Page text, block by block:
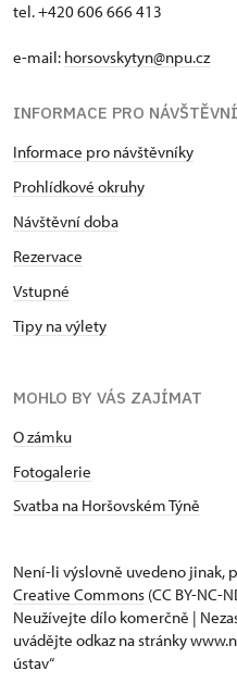
tel. +420 606 666 413
e-mail: horsovskytyn@npu.cz
INFORMACE PRO
Informace pro návštěvníky
Prohlídkové okruhy
Návštěvní doba
Rezervace
Vstupné
Tipy na výlety
MOHLO BY VÁS ZAJÍMAT
O zámku
Fotogalerie
Svatba na Horšovském Týně
Není-li výslovně uvedeno jinak,
Creative Commons (CC BY-NC-
Neužívejte dílo komerčně |
uvádějte odkaz na stránky
ústav“